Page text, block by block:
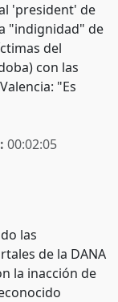
'president' de
"indignidad" de
del
con las
"Es
00:02:05
las
de la DANA
la inacción de